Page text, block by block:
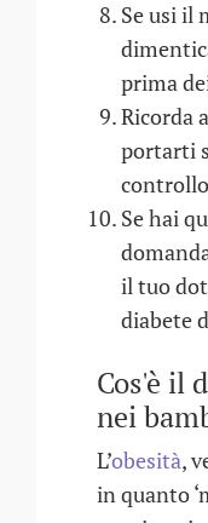
Se usi il
prima
Ricorda
portarti
Se hai
il tuo
diabete
Cos'è il
nei
L’obesità,
in quanto